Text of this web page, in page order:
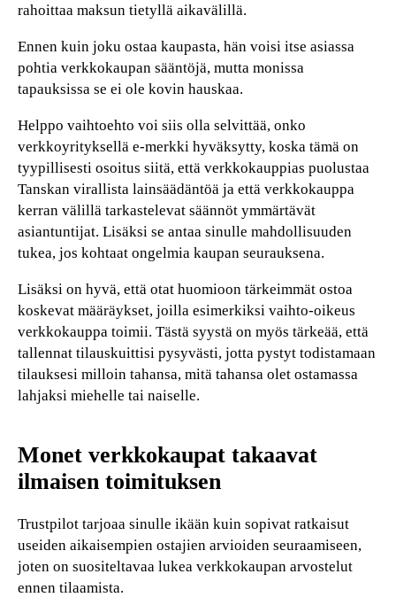
rahoittaa maksun tietyllä aikavälillä.
Ennen kuin joku ostaa kaupasta, hän voisi itse asiassa
pohtia verkkokaupan sääntöjä, mutta monissa
tapauksissa se ei ole kovin hauskaa.
Helppo vaihtoehto voi siis olla selvittää, onko
verkkoyrityksellä e-merkki hyväksytty, koska tämä on
tyypillisesti osoitus siitä, että verkkokauppias puolustaa
Tanskan virallista lainsäädäntöä ja että verkkokauppa
kerran välillä tarkastelevat säännöt ymmärtävät
asiantuntijat. Lisäksi se antaa sinulle mahdollisuuden
tukea, jos kohtaat ongelmia kaupan seurauksena.
Lisäksi on hyvä, että otat huomioon tärkeimmät ostoa
koskevat määräykset, joilla esimerkiksi vaihto-oikeus
verkkokauppa toimii. Tästä syystä on myös tärkeää, että
tallennat tilauskuittisi pysyvästi, jotta pystyt todistamaan
tilauksesi milloin tahansa, mitä tahansa olet ostamassa
lahjaksi miehelle tai naiselle.
Monet verkkokaupat takaavat
ilmaisen toimituksen
Trustpilot tarjoaa sinulle ikään kuin sopivat ratkaisut
useiden aikaisempien ostajien arvioiden seuraamiseen,
joten on suositeltavaa lukea verkkokaupan arvostelut
ennen tilaamista.